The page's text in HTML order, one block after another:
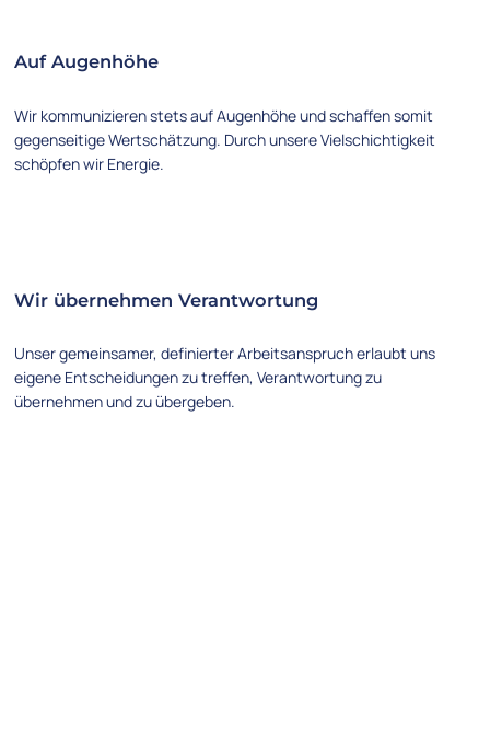
Auf Augenhöhe
Wir kommunizieren stets auf Augenhöhe und schaffen somit
gegenseitige Wertschätzung. Durch unsere Vielschichtigkeit
schöpfen wir Energie.
Wir übernehmen Verantwortung
Unser gemeinsamer, definierter Arbeitsanspruch erlaubt uns
eigene Entscheidungen zu treffen, Verantwortung zu
übernehmen und zu übergeben.